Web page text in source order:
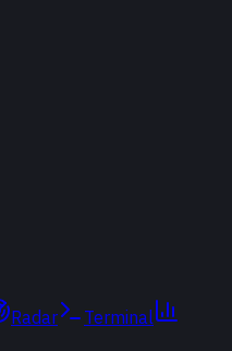
Radar
Terminal